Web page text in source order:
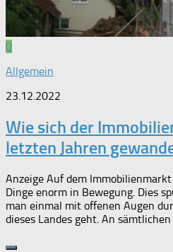
0
Allgemein
23.12.2022
Wie sich der
letzten Jahren
Anzeige Auf dem
Dinge enorm in Bewegung. Dies
man einmal mit offenen Augen
dieses Landes geht. An sämtlichen